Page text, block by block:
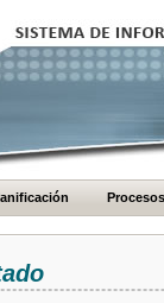
Procesos